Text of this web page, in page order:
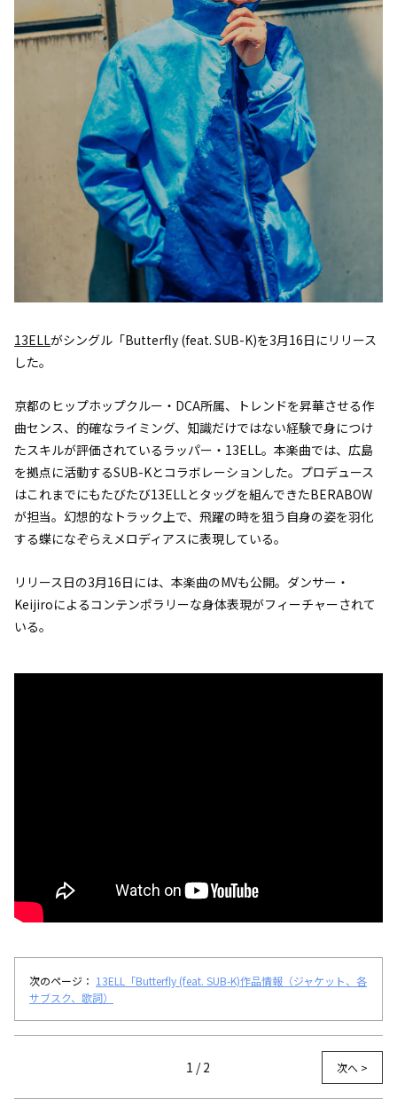
13ELLがシングル「Butterfly (feat. SUB-K)を3月16日にリリース
した。
京都のヒップホップクルー・DCA所属、トレンドを昇華させる作
曲センス、的確なライミング、知識だけではない経験で身につけ
たスキルが評価されているラッパー・13ELL。本楽曲では、広島
を拠点に活動するSUB-Kとコラボレーションした。プロデュース
はこれまでにもたびたび13ELLとタッグを組んできたBERABOW
が担当。幻想的なトラック上で、飛躍の時を狙う自身の姿を羽化
する蝶になぞらえメロディアスに表現している。
リリース日の3月16日には、本楽曲のMVも公開。ダンサー・
Keijiroによるコンテンポラリーな身体表現がフィーチャーされて
いる。
次のページ： 13ELL「Butterfly (feat. SUB-K)作品情報（ジャケット、各
サブスク、歌詞）
1 / 2 次へ >